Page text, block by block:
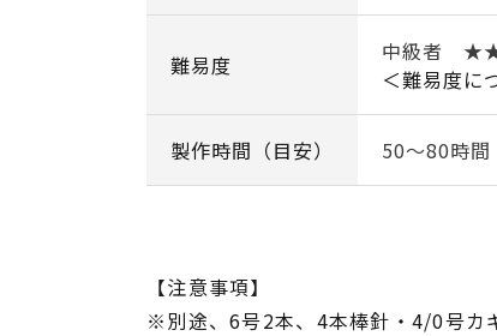
難易度
中級者
＜難易度に
製作時間（目安） 50～80時間
【注意事項】
※別途、6号2本、4本棒針・4/0号カ